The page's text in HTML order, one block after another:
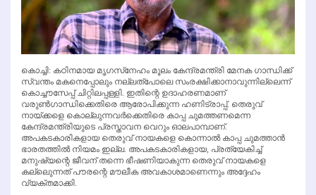
കൊച്ചി: കഠിനമായ മൃഗസ്‌നേഹം മൂലം കേന്ദ്രമന്ത്രി മേനക ഗാന്ധിക്ക്
സ്വന്തം മകനെപ്പോലും നല്ലത്‌പോലെ സംരക്ഷിക്കാനാവുന്നില്ലെന്ന്
കൊച്ചൗസേപ്പ് ചിറ്റിലപ്പള്ളി. ഇതിന്റെ ഉദാഹരണമാണ്
വരുണ്‍ഗാന്ധിക്കെതിരെ ആരോപിക്കുന്ന ഹണിട്രാപ്പ്. തെരുവ്
നായ്ക്കളെ കൊല്ലുന്നവര്‍ക്കെതിരെ കാപ്പ ചുമത്തണമെന്ന
കേന്ദ്രമന്ത്രിയുടെ പ്രസ്താവന വെറും ഓലപാമ്പാണ്.
അപകടകാരികളായ തെരുവ് നായകളെ കൊന്നാല്‍ കാപ്പ ചുമത്താന്‍
ഭാരതത്തില്‍ നിയമം ഇല്ല. അപകടകാരികളായ, പ്രത്യേകിച്ച്
മനുഷ്യന്റെ ജീവന് തന്നെ ഭീഷണിയാകുന്ന തെരുവ് നായകളെ
കല്ലെുന്നത് പൗരന്റെ മൗലീക അവകാശമാണെന്നും അദ്ദേഹം
വ്യക്തമാക്കി.